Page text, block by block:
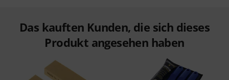
Das kauften Kunden, die sich dieses
Produkt angesehen haben